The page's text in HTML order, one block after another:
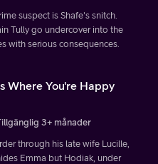
suspect is Shafe's snitch.
Tully go undercover into the
with serious consequences.
Where You're Happy
3+ månader
through his late wife Lucille,
Emma but Hodiak, under